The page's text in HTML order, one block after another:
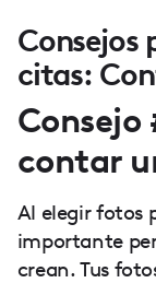
Consejos
citas:
Consejo
contar
Al elegir fotos
importante
crean. Tus